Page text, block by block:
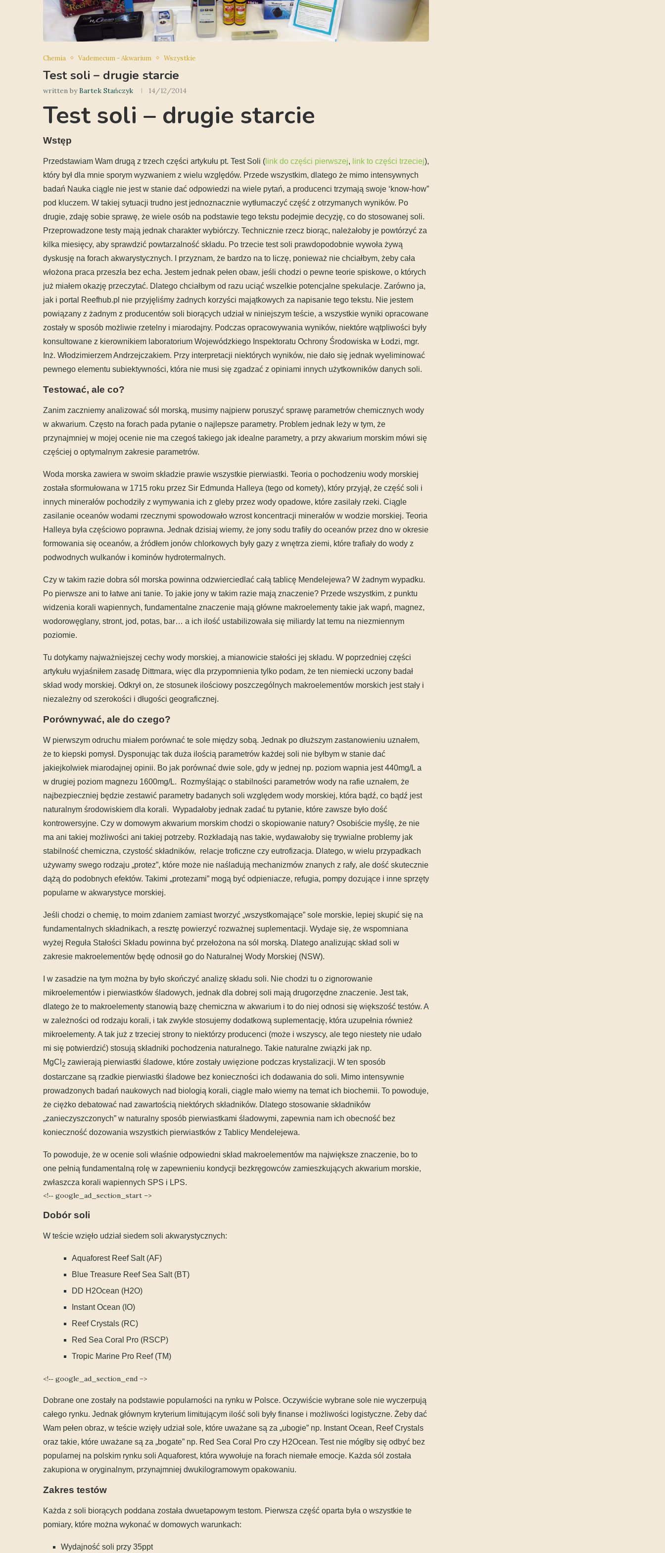
Chemia Vademecum - Akwarium Wszystkie
Test soli – drugie starcie
written byBartek Stańczyk 14/12/2014
Test soli – drugie starcie
Wstęp
Przedstawiam Wam drugą z trzech części artykułu pt. Test Soli ( link do części pierwszej, link to części trzeciej),
który był dla mnie sporym wyzwaniem z wielu względów. Przede wszystkim, dlatego że mimo intensywnych
badań Nauka ciągle nie jest w stanie dać odpowiedzi na wiele pytań, a producenci trzymają swoje ‘know-how”
pod kluczem. W takiej sytuacji trudno jest jednoznacznie wytłumaczyć część z otrzymanych wyników. Po
drugie, zdaję sobie sprawę, że wiele osób na podstawie tego tekstu podejmie decyzję, co do stosowanej soli.
Przeprowadzone testy mają jednak charakter wybiórczy. Technicznie rzecz biorąc, należałoby je powtórzyć za
kilka miesięcy, aby sprawdzić powtarzalność składu. Po trzecie test soli prawdopodobnie wywoła żywą
dyskusję na forach akwarystycznych. I przyznam, że bardzo na to liczę, ponieważ nie chciałbym, żeby cała
włożona praca przeszła bez echa. Jestem jednak pełen obaw, jeśli chodzi o pewne teorie spiskowe, o których
już miałem okazję przeczytać. Dlatego chciałbym od razu uciąć wszelkie potencjalne spekulacje. Zarówno ja,
jak i portal Reefhub.pl nie przyjęliśmy żadnych korzyści majątkowych za napisanie tego tekstu. Nie jestem
powiązany z żadnym z producentów soli biorących udział w niniejszym teście, a wszystkie wyniki opracowane
zostały w sposób możliwie rzetelny i miarodajny. Podczas opracowywania wyników, niektóre wątpliwości były
konsultowane z kierownikiem laboratorium Wojewódzkiego Inspektoratu Ochrony Środowiska w Łodzi, mgr.
Inż. Włodzimierzem Andrzejczakiem. Przy interpretacji niektórych wyników, nie dało się jednak wyeliminować
pewnego elementu subiektywności, która nie musi się zgadzać z opiniami innych użytkowników danych soli.
Testować, ale co?
Zanim zaczniemy analizować sól morską, musimy najpierw poruszyć sprawę parametrów chemicznych wody
w akwarium. Często na forach pada pytanie o najlepsze parametry. Problem jednak leży w tym, że
przynajmniej w mojej ocenie nie ma czegoś takiego jak idealne parametry, a przy akwarium morskim mówi się
częściej o optymalnym zakresie parametrów.
Woda morska zawiera w swoim składzie prawie wszystkie pierwiastki. Teoria o pochodzeniu wody morskiej
została sformułowana w 1715 roku przez Sir Edmunda Halleya (tego od komety), który przyjął, że część soli i
innych minerałów pochodziły z wymywania ich z gleby przez wody opadowe, które zasilały rzeki. Ciągle
zasilanie oceanów wodami rzecznymi spowodowało wzrost koncentracji minerałów w wodzie morskiej. Teoria
Halleya była częściowo poprawna. Jednak dzisiaj wiemy, że jony sodu trafiły do oceanów przez dno w okresie
formowania się oceanów, a źródłem jonów chlorkowych były gazy z wnętrza ziemi, które trafiały do wody z
podwodnych wulkanów i kominów hydrotermalnych.
Czy w takim razie dobra sól morska powinna odzwierciedlać całą tablicę Mendelejewa? W żadnym wypadku.
Po pierwsze ani to łatwe ani tanie. To jakie jony w takim razie mają znaczenie? Przede wszystkim, z punktu
widzenia korali wapiennych, fundamentalne znaczenie mają główne makroelementy takie jak wapń, magnez,
wodorowęglany, stront, jod, potas, bar… a ich ilość ustabilizowała się miliardy lat temu na niezmiennym
poziomie.
Tu dotykamy najważniejszej cechy wody morskiej, a mianowicie stałości jej składu. W poprzedniej części
artykułu wyjaśniłem zasadę Dittmara, więc dla przypomnienia tylko podam, że ten niemiecki uczony badał
skład wody morskiej. Odkrył on, że stosunek ilościowy poszczególnych makroelementów morskich jest stały i
niezależny od szerokości i długości geograficznej.
Porównywać, ale do czego?
W pierwszym odruchu miałem porównać te sole między sobą. Jednak po dłuższym zastanowieniu uznałem,
że to kiepski pomysł. Dysponując tak duża ilością parametrów każdej soli nie byłbym w stanie dać
jakiejkolwiek miarodajnej opinii. Bo jak porównać dwie sole, gdy w jednej np. poziom wapnia jest 440mg/L a
w drugiej poziom magnezu 1600mg/L. Rozmyślając o stabilności parametrów wody na rafie uznałem, że
najbezpieczniej będzie zestawić parametry badanych soli względem wody morskiej, która bądź, co bądź jest
naturalnym środowiskiem dla korali. Wypadałoby jednak zadać tu pytanie, które zawsze było dość
kontrowersyjne. Czy w domowym akwarium morskim chodzi o skopiowanie natury? Osobiście myślę, że nie
ma ani takiej możliwości ani takiej potrzeby. Rozkładają nas takie, wydawałoby się trywialne problemy jak
stabilność chemiczna, czystość składników, relacje troficzne czy eutrofizacja. Dlatego, w wielu przypadkach
używamy swego rodzaju „protez”, które może nie naśladują mechanizmów znanych z rafy, ale dość skutecznie
dążą do podobnych efektów. Takimi „protezami” mogą być odpieniacze, refugia, pompy dozujące i inne sprzęty
popularne w akwarystyce morskiej.
Jeśli chodzi o chemię, to moim zdaniem zamiast tworzyć „wszystkomające” sole morskie, lepiej skupić się na
fundamentalnych składnikach, a resztę powierzyć rozważnej suplementacji. Wydaje się, że wspomniana
wyżej Reguła Stałości Składu powinna być przełożona na sól morską. Dlatego analizując skład soli w
zakresie makroelementów będę odnosił go do Naturalnej Wody Morskiej (NSW).
I w zasadzie na tym można by było skończyć analizę składu soli. Nie chodzi tu o zignorowanie
mikroelementów i pierwiastków śladowych, jednak dla dobrej soli mają drugorzędne znaczenie. Jest tak,
dlatego że to makroelementy stanowią bazę chemiczna w akwarium i to do niej odnosi się większość testów. A
w zależności od rodzaju korali, i tak zwykle stosujemy dodatkową suplementację, która uzupełnia również
mikroelementy. A tak już z trzeciej strony to niektórzy producenci (może i wszyscy, ale tego niestety nie udało
mi się potwierdzić) stosują składniki pochodzenia naturalnego. Takie naturalne związki jak np.
MgCl 2 zawierają pierwiastki śladowe, które zostały uwięzione podczas krystalizacji. W ten sposób
dostarczane są rzadkie pierwiastki śladowe bez konieczności ich dodawania do soli. Mimo intensywnie
prowadzonych badań naukowych nad biologią korali, ciągle mało wiemy na temat ich biochemii. To powoduje,
że ciężko debatować nad zawartością niektórych składników. Dlatego stosowanie składników
„zanieczyszczonych” w naturalny sposób pierwiastkami śladowymi, zapewnia nam ich obecność bez
konieczność dozowania wszystkich pierwiastków z Tablicy Mendelejewa.
To powoduje, że w ocenie soli właśnie odpowiedni skład makroelementów ma największe znaczenie, bo to
one pełnią fundamentalną rolę w zapewnieniu kondycji bezkręgowców zamieszkujących akwarium morskie,
zwłaszcza korali wapiennych SPS i LPS.
<!‐‐ google_ad_section_start –>
Dobór soli
W teście wzięło udział siedem soli akwarystycznych:
Aquaforest Reef Salt (AF)
Blue Treasure Reef Sea Salt (BT)
DD H2Ocean (H2O)
Instant Ocean (IO)
Reef Crystals (RC)
Red Sea Coral Pro (RSCP)
Tropic Marine Pro Reef (TM)
<!‐‐ google_ad_section_end –>
Dobrane one zostały na podstawie popularności na rynku w Polsce. Oczywiście wybrane sole nie wyczerpują
całego rynku. Jednak głównym kryterium limitującym ilość soli były finanse i możliwości logistyczne. Żeby dać
Wam pełen obraz, w teście wzięły udział sole, które uważane są za „ubogie” np. Instant Ocean, Reef Crystals
oraz takie, które uważane są za „bogate” np. Red Sea Coral Pro czy H2Ocean. Test nie mógłby się odbyć bez
popularnej na polskim rynku soli Aquaforest, która wywołuje na forach niemałe emocje. Każda sól została
zakupiona w oryginalnym, przynajmniej dwukilogramowym opakowaniu.
Zakres testów
Każda z soli biorących poddana została dwuetapowym testom. Pierwsza część oparta była o wszystkie te
pomiary, które można wykonać w domowych warunkach:
Wydajność soli przy 35ppt